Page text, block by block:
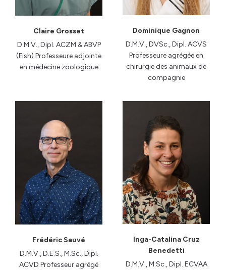
Claire Grosset
D.M.V., Dipl. ACZM & ABVP
(Fish) Professeure adjointe
en médecine zoologique
Dominique Gagnon
D.M.V., DVSc., Dipl. ACVS
Professeure agrégée en
chirurgie des animaux de
compagnie
Frédéric Sauvé
D.M.V., D.E.S., M.Sc., Dipl.
ACVD Professeur agrégé
Inga-Catalina Cruz
Benedetti
D.M.V., M.Sc., Dipl. ECVAA